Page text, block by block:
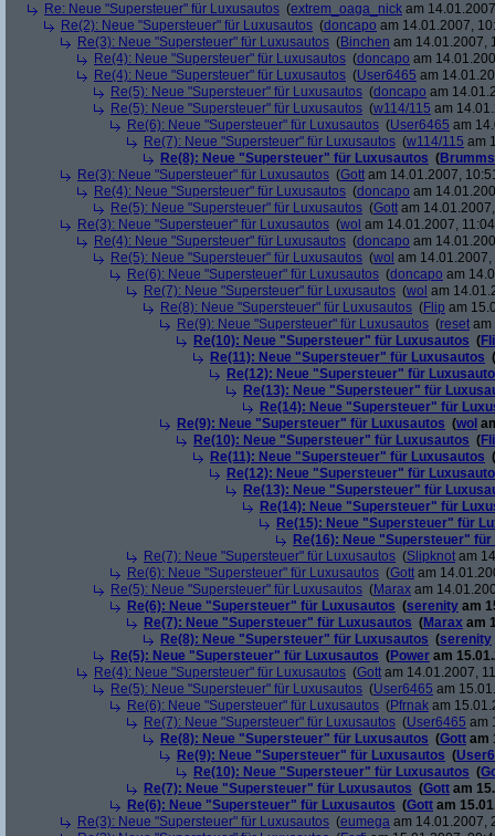
Re: Neue "Supersteuer" für Luxusautos (extrem_oaga_nick am
Re(2): Neue "Supersteuer" für Luxusautos (doncapo am 14.01.2007,
Re(3): Neue "Supersteuer" für Luxusautos (Binchen am 14.01.2007,
Re(4): Neue "Supersteuer" für Luxusautos (doncapo am
Re(4): Neue "Supersteuer" für Luxusautos (User6465 am
Re(5): Neue "Supersteuer" für Luxusautos (doncapo am
Re(5): Neue "Supersteuer" für Luxusautos (w114/115 am
Re(6): Neue "Supersteuer" für Luxusautos (User6465 am
Re(7): Neue "Supersteuer" für Luxusautos (w114/115 am
Re(8): Neue "Supersteuer" für Luxusautos (
Re(3): Neue "Supersteuer" für Luxusautos (Gott am 14.01.2007,
Re(4): Neue "Supersteuer" für Luxusautos (doncapo am
Re(5): Neue "Supersteuer" für Luxusautos (Gott am
Re(3): Neue "Supersteuer" für Luxusautos (wol am 14.01.2007,
Re(4): Neue "Supersteuer" für Luxusautos (doncapo am
Re(5): Neue "Supersteuer" für Luxusautos (wol am 14.01.2007,
Re(6): Neue "Supersteuer" für Luxusautos (doncapo am
Re(7): Neue "Supersteuer" für Luxusautos (wol am
Re(8): Neue "Supersteuer" für Luxusautos (Flip am
Re(9): Neue "Supersteuer" für Luxusautos (reset am
Re(10): Neue "Supersteuer" für Luxusautos (
Re(11): Neue "Supersteuer" für Luxusautos (
Re(12): Neue "Supersteuer" für
Re(13): Neue "Supersteuer" für
Re(14): Neue "Supersteuer" für
Re(9): Neue "Supersteuer" für Luxusautos (wol
Re(10): Neue "Supersteuer" für Luxusautos (
Re(11): Neue "Supersteuer" für Luxusautos (
Re(12): Neue "Supersteuer" für
Re(13): Neue "Supersteuer" für
Re(14): Neue "Supersteuer" für
Re(15): Neue "Supersteuer" für
Re(16): Neue "Supersteuer"
Re(7): Neue "Supersteuer" für Luxusautos (Slipknot am
Re(6): Neue "Supersteuer" für Luxusautos (Gott am
Re(5): Neue "Supersteuer" für Luxusautos (Marax am
Re(6): Neue "Supersteuer" für Luxusautos (serenity am
Re(7): Neue "Supersteuer" für Luxusautos (Marax am
Re(8): Neue "Supersteuer" für Luxusautos (serenity
Re(5): Neue "Supersteuer" für Luxusautos (Power am
Re(4): Neue "Supersteuer" für Luxusautos (Gott am 14.01.2007,
Re(5): Neue "Supersteuer" für Luxusautos (User6465 am
Re(6): Neue "Supersteuer" für Luxusautos (Pfrnak am
Re(7): Neue "Supersteuer" für Luxusautos (User6465 am
Re(8): Neue "Supersteuer" für Luxusautos (Gott am
Re(9): Neue "Supersteuer" für Luxusautos (
Re(10): Neue "Supersteuer" für Luxusautos (
Re(7): Neue "Supersteuer" für Luxusautos (Gott am
Re(6): Neue "Supersteuer" für Luxusautos (Gott am
Re(3): Neue "Supersteuer" für Luxusautos (eumega am 14.01.2007,